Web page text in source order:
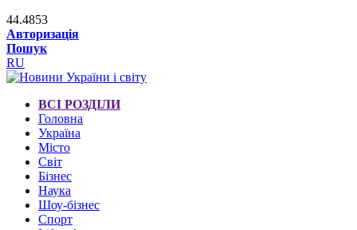
44.4853
Авторизація
Пошук
RU
ВСІ РОЗДІЛИ
Головна
Україна
Місто
Світ
Бізнес
Наука
Шоу-бізнес
Спорт